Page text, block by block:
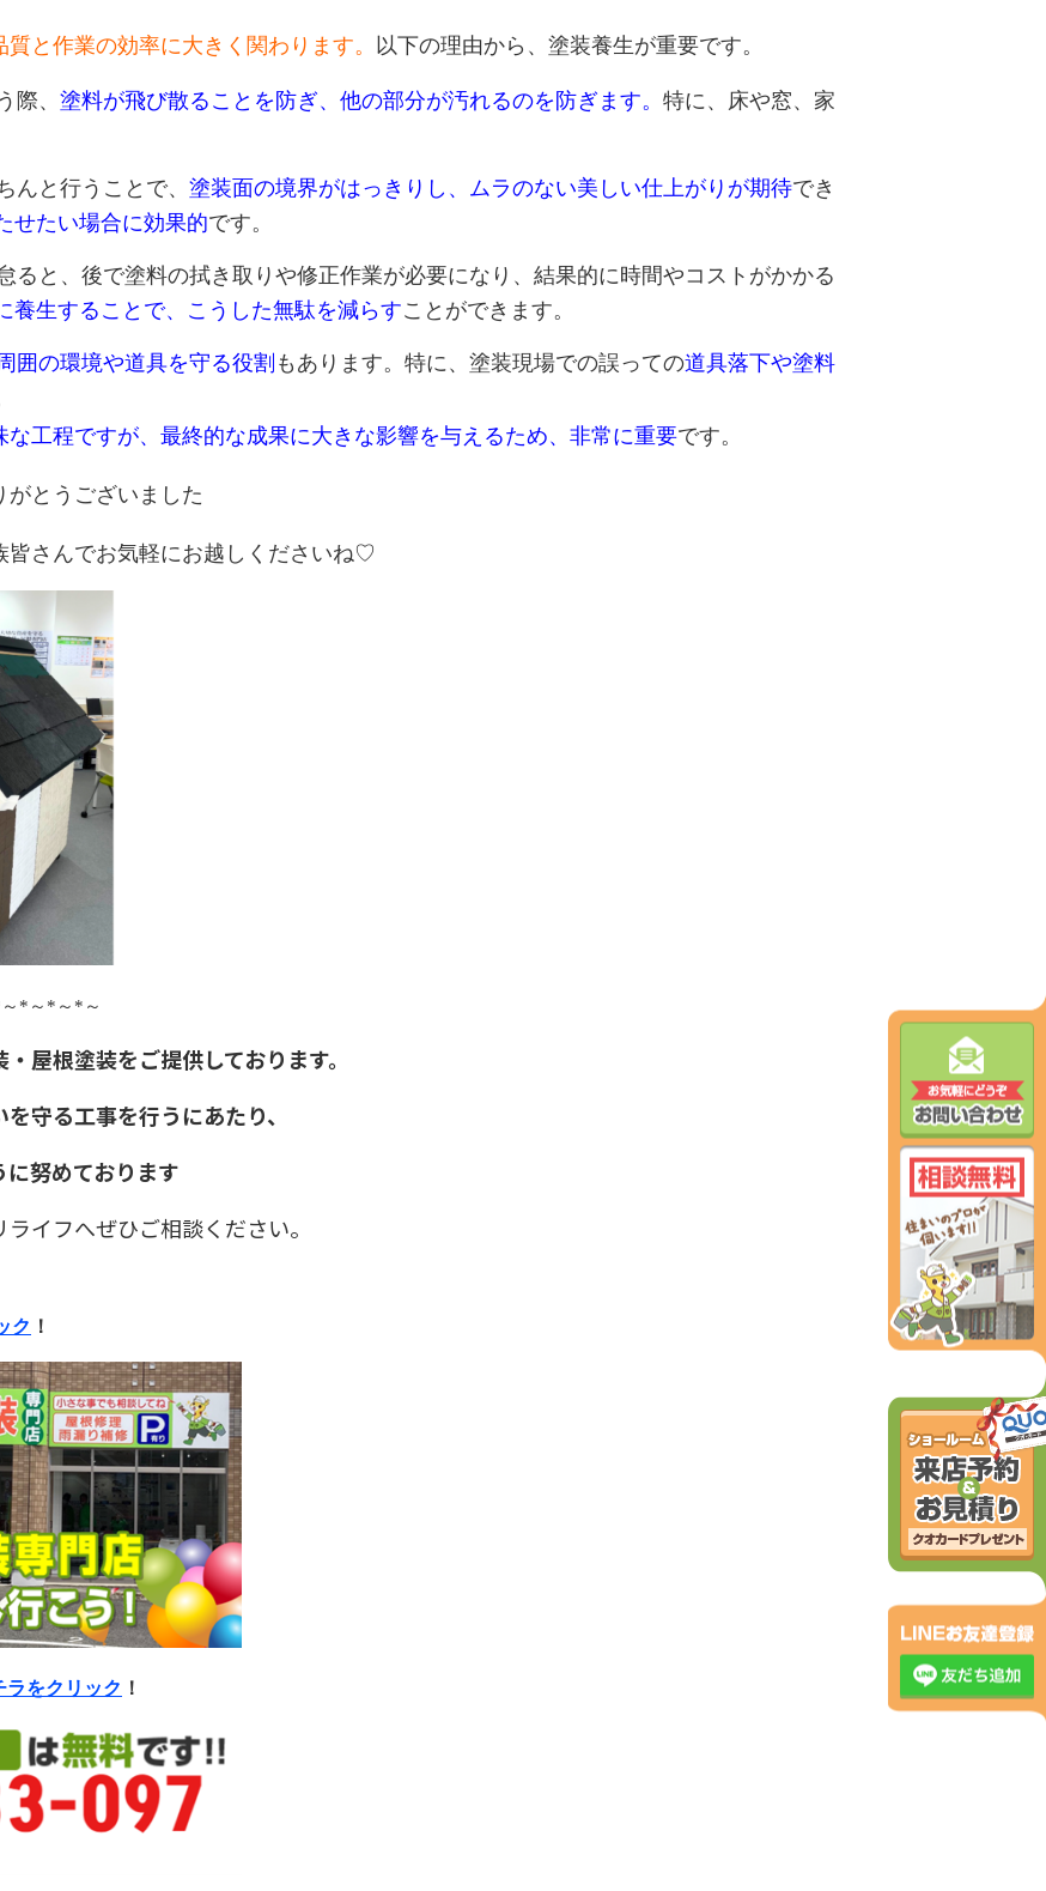
と作業の効率に大きく関わります。 以下の理由から、塗装養生が重要です。
際、 塗料が飛び散ることを防ぎ、他の部分が汚れるのを防ぎます。 特に、床や窓、家
んと行うことで、 塗装面の境界がはっきりし、ムラのない美しい仕上がりが期待でき
せたい場合に効果的です。
ると、後で塗料の拭き取りや修正作業が必要になり、結果的に時間やコストがかかる
養生することで、こうした無駄を減らすことができます。
囲の環境や道具を守る役割 もあります。特に、塗装現場での誤っての道具落下や塗料
な工程ですが、最終的な成果に大きな影響を与えるため、非常に重要です。
とうございました
皆さんでお気軽にお越しくださいね♡
～ * ～ * ～ * ～
屋根塗装をご提供しております。
守る工事を行うにあたり、
努めております
イフへぜひご相談ください。
ク ！
ラをクリック ！